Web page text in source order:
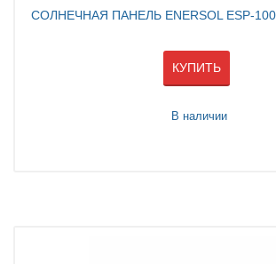
СОЛНЕЧНАЯ ПАНЕЛЬ ENERSOL ESP-
КУПИТЬ
В наличии